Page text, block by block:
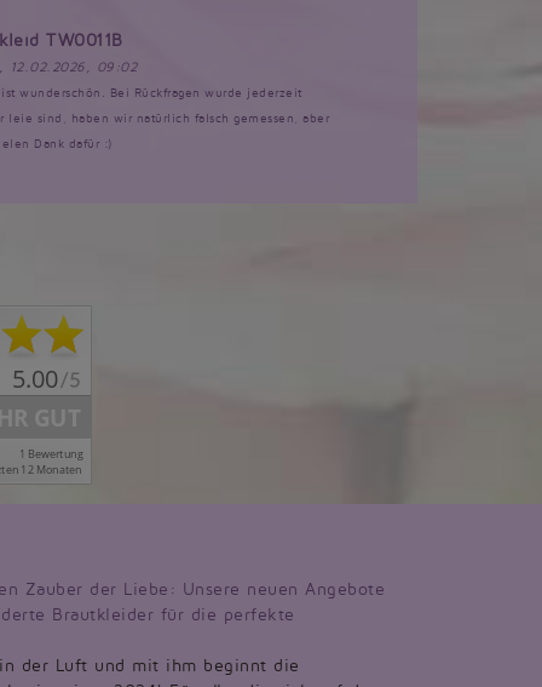
TW0011B
12.02.2026, 09:02
wunderschön. Bei Rückfragen wurde jederzeit
leie sind, haben wir natürlich falsch gemessen, aber
Dank dafür :)
Zauber der Liebe: Unsere neuen Angebote
Brautkleider für die perfekte
der Luft und mit ihm beginnt die